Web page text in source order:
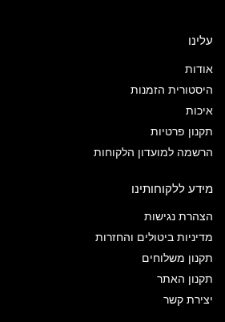
עלינו
אודות
היסטורית הזמנות
איכות
תקנון פרטיות
הרשמה למועדון הלקוחות
מידע ללקוחותינו
הצהרת נגישות
מדיניות ביטולים והחזרות
תקנון משלוחים
תקנון האתר
יצירת קשר